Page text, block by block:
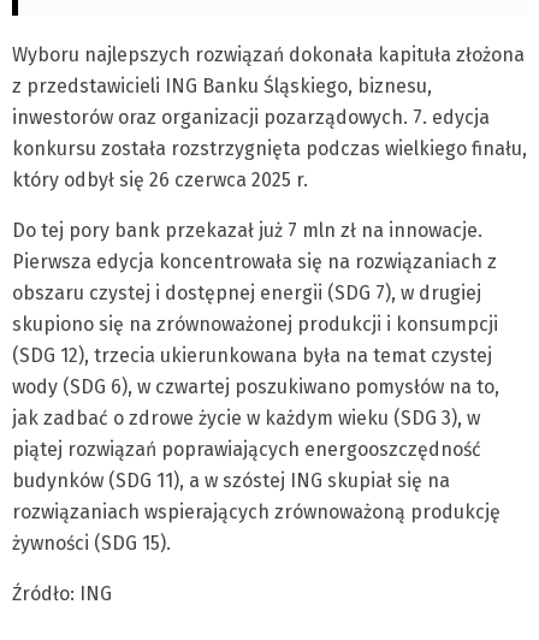
Wyboru najlepszych rozwiązań dokonała kapituła złożona
z przedstawicieli ING Banku Śląskiego, biznesu,
inwestorów oraz organizacji pozarządowych. 7. edycja
konkursu została rozstrzygnięta podczas wielkiego finału,
który odbył się 26 czerwca 2025 r.
Do tej pory bank przekazał już 7 mln zł na innowacje.
Pierwsza edycja koncentrowała się na rozwiązaniach z
obszaru czystej i dostępnej energii (SDG 7), w drugiej
skupiono się na zrównoważonej produkcji i konsumpcji
(SDG 12), trzecia ukierunkowana była na temat czystej
wody (SDG 6), w czwartej poszukiwano pomysłów na to,
jak zadbać o zdrowe życie w każdym wieku (SDG 3), w
piątej rozwiązań poprawiających energooszczędność
budynków (SDG 11), a w szóstej ING skupiał się na
rozwiązaniach wspierających zrównoważoną produkcję
żywności (SDG 15).
Źródło: ING